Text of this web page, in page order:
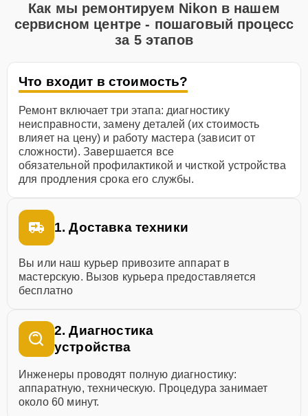
Как мы ремонтируем Nikon в нашем
сервисном центре - пошаговый процесс
за 5 этапов
Что входит в стоимость?
Ремонт включает три этапа: диагностику
неисправности, замену деталей (их стоимость
влияет на цену) и работу мастера (зависит от
сложности). Завершается все
обязательной профилактикой и чисткой устройства
для продления срока его службы.
1. Доставка техники
Вы или наш курьер привозите аппарат в
мастерскую. Вызов курьера предоставляется
бесплатно
2. Диагностика
устройства
Инженеры проводят полную диагностику:
аппаратную, техническую. Процедура занимает
около 60 минут.